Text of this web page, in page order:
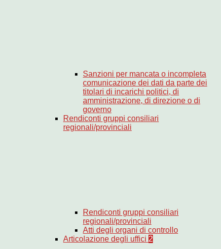
Sanzioni per mancata o incompleta
comunicazione dei dati da parte dei
titolari di incarichi politici, di
amministrazione, di direzione o di
governo
Rendiconti gruppi consiliari
regionali/provinciali
Rendiconti gruppi consiliari
regionali/provinciali
Atti degli organi di controllo
Articolazione degli uffici 2